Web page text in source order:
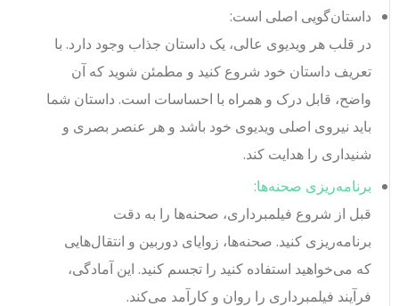
داستان‌گویی اصلی است:
در قلب هر ویدیوی عالی، یک داستان جذاب وجود دارد. با
تعریف داستان خود شروع کنید و مطمئن شوید که آن
واضح، قابل درک و همراه با احساسات است. داستان شما
باید نیروی اصلی ویدیوی خود باشد و هر عنصر بصری و
شنیداری را هدایت کند.
برنامه‌ریزی صحنه‌ها:
قبل از شروع فیلمبرداری، صحنه‌ها را به دقت
برنامه‌ریزی کنید. صحنه‌ها، زوایای دوربین و انتقال‌هایی
که می‌خواهید استفاده کنید را تجسم کنید. این آمادگی،
فرآیند فیلمبرداری را روان و کارآمد می‌کند.